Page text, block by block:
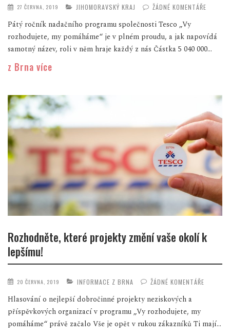
27 ČERVNA, 2019 JIHOMORAVSKÝ KRAJ ŽÁDNÉ KOMENTÁŘE
Pátý ročník nadačního programu společnosti Tesco „Vy
rozhodujete, my pomáháme“ je v plném proudu, a jak napovídá
samotný název, roli v něm hraje každý z nás Částka 5 040 000...
z Brna více
Rozhodněte, které projekty změní vaše okolí k
lepšímu!
20 ČERVNA, 2019 INFORMACE Z BRNA ŽÁDNÉ KOMENTÁŘE
Hlasování o nejlepší dobročinné projekty neziskových a
příspěvkových organizací v programu „Vy rozhodujete, my
pomáháme“ právě začalo Vše je opět v rukou zákazníků Ti mají...